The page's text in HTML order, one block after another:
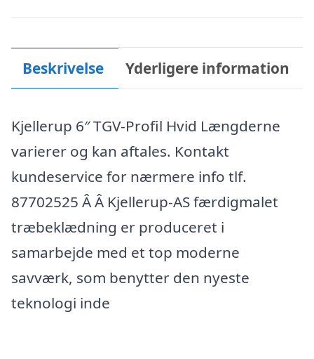
Beskrivelse Yderligere information
Kjellerup 6″ TGV-Profil Hvid Længderne
varierer og kan aftales. Kontakt
kundeservice for nærmere info tlf.
87702525 Â Â Kjellerup-AS færdigmalet
træbeklædning er produceret i
samarbejde med et top moderne
savværk, som benytter den nyeste
teknologi inde